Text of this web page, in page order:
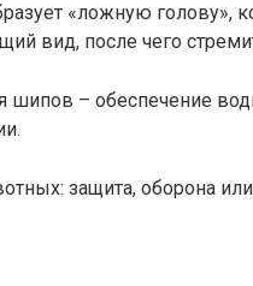
«ложную голову»,
вид, после чего
шипов – обеспечение